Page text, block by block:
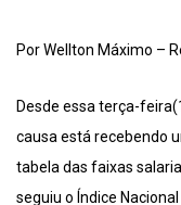
Por Wellton Máximo –
Desde essa terça-
causa está recebendo
tabela das faixas
seguiu o Índice